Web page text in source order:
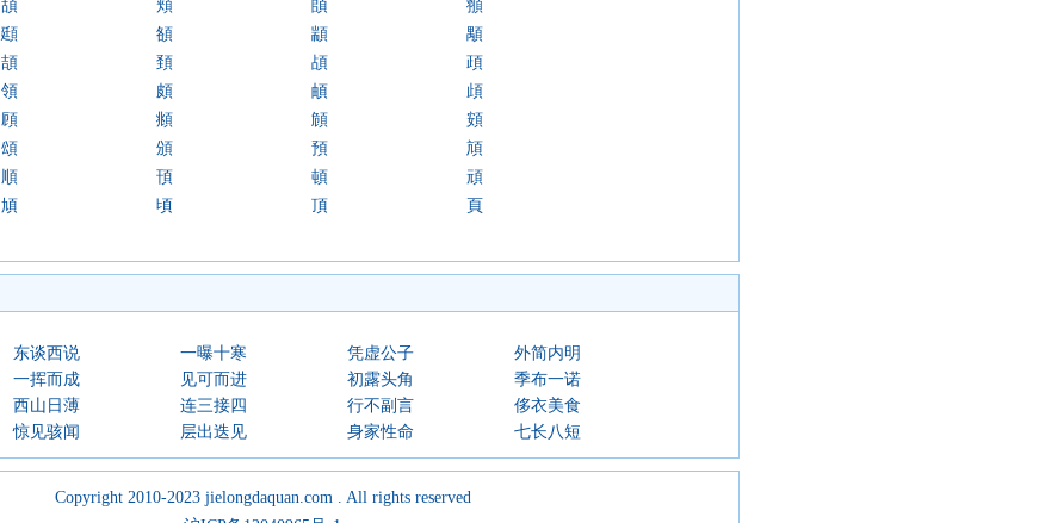
頢 頬 頧
頨
頲 頟 顓
顒
頡 頚 頕
頙
領 頗 頔
頉
頋 頫 頠
頞
頌 頒 預
頏
順 頇 頓
頑
頄 頃 頂
頁
东谈西说 一曝十寒 凭虚公子
外简内明
一挥而成 见可而进 初露头角
季布一诺
西山日薄 连三接四 行不副言
侈衣美食
惊见骇闻 层出迭见 身家性命 七长八短
Copyright 2010-2023 jielongdaquan.com . All rights reserved